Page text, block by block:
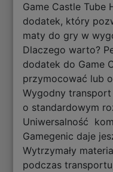
Game Castle
dodatek, który
maty do gry w
Dlaczego warto?
dodatek do Game
przymocować lub
Wygodny
o standardowym
Uniwersalność
Gamegenic daje
Wytrzymały
podczas